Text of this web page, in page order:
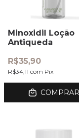
Minoxidil Loção
Antiqueda
R$35,90
R$34,11com Pix
COMPRAR